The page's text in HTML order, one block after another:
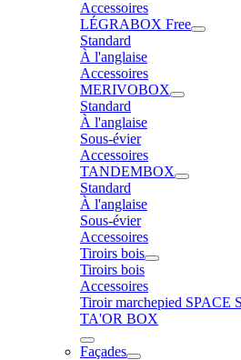
Accessoires
LÉGRABOX Free
Standard
À l'anglaise
Accessoires
MERIVOBOX
Standard
À l'anglaise
Sous-évier
Accessoires
TANDEMBOX
Standard
À l'anglaise
Sous-évier
Accessoires
Tiroirs bois
Tiroirs bois
Accessoires
Tiroir marchepied SPACE
TA'OR BOX
Façades